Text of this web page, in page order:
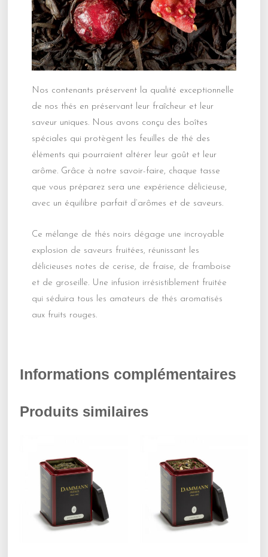
Nos contenants préservent la qualité exceptionnelle
de nos thés en préservant leur fraîcheur et leur
saveur uniques. Nous avons conçu des boîtes
spéciales qui protègent les feuilles de thé des
éléments qui pourraient altérer leur goût et leur
arôme. Grâce à notre savoir-faire, chaque tasse
que vous préparez sera une expérience délicieuse,
avec un équilibre parfait d’arômes et de saveurs.
Ce mélange de thés noirs dégage une incroyable
explosion de saveurs fruitées, réunissant les
délicieuses notes de cerise, de fraise, de framboise
et de groseille. Une infusion irrésistiblement fruitée
qui séduira tous les amateurs de thés aromatisés
aux fruits rouges.
Informations complémentaires
Produits similaires